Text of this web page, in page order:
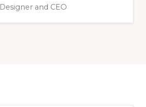
Designer and CEO